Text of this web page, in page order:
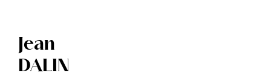
Jean
DALIN